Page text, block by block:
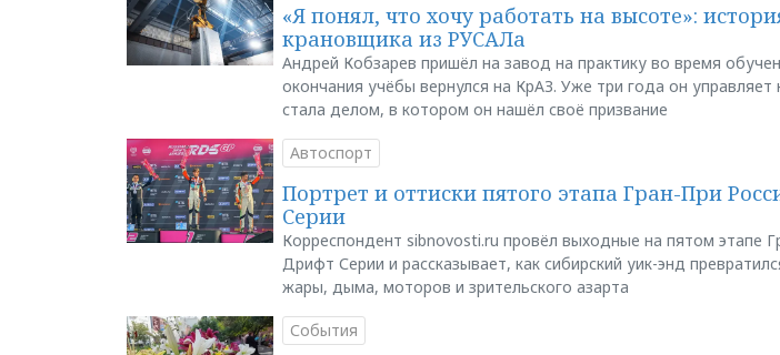
«Я понял, что хочу работать на высоте»:
крановщика из РУСАЛа
Андрей Кобзарев пришёл на завод на практику во время
окончания учёбы вернулся на КрАЗ. Уже три года он
стала делом, в котором он нашёл своё призвание
Автоспорт
Портрет и оттиски пятого этапа Гран-При
Серии
Корреспондент sibnovosti.ru провёл выходные на пятом этапе
Дрифт Серии и рассказывает, как сибирский уик-энд
жары, дыма, моторов и зрительского азарта
События